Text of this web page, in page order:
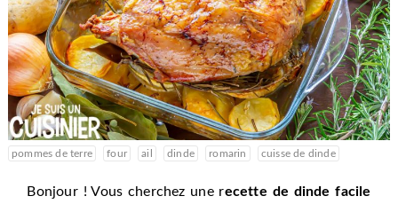
pommes de terre four ail dinde romarin cuisse de dinde
Bonjour ! Vous cherchez une recette de dinde facile